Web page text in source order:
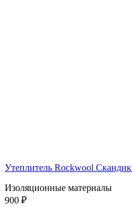
Утеплитель Rockwool
Изоляционные материалы
900 ₽